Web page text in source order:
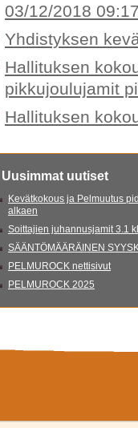
03/12/2018
Yhdistyksen
Hallituksen
pikkujoulujamit
Hallituksen
Uusimmat uutiset
Kevätkokous ja Pelmuutus
alkaen
Soittajien juhannusjamit 3.1
SÄÄNTÖMÄÄRÄINEN
PELMUROCK nettisivut
PELMUROCK 2025